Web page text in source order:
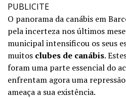
PUBLICITE
O panorama da canábis em
pela incerteza nos últimos
municipal intensificou os seus
muitos clubes de canábis.
foram uma parte essencial do
enfrentam agora uma
ameaça a sua existência.